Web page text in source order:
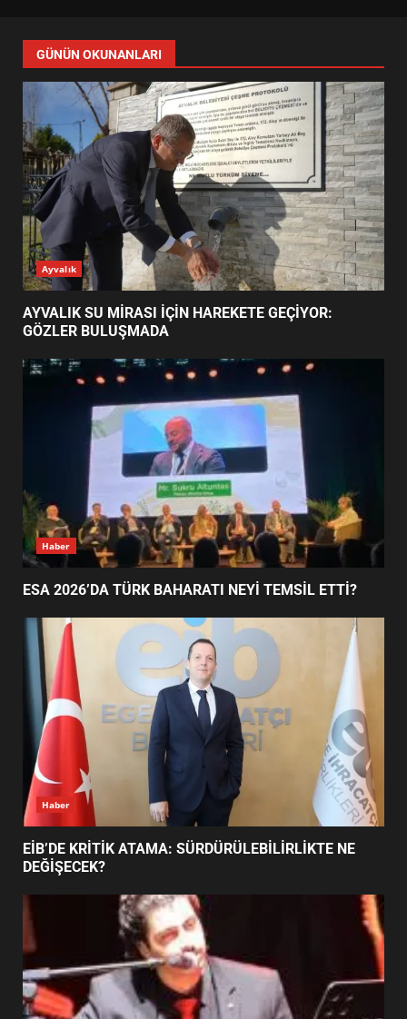
7
YENİ YÖNETİM NASIL
ŞEKİLLENDİ?
1
AYVALIK SU MİRASI İÇİN
HAREKETE GEÇİYOR: GÖZLER
BULUŞMADA
2
ESA 2026’DA TÜRK BAHARATI
NEYİ TEMSİL ETTİ?
EİB’DE KRİTİK ATAMA:
SÜRDÜRÜLEBİLİRLİKTE NE
DEĞİŞECEK?
4
EDREMİT’İN GURURU TÜRKİYE
FİNALİNDE NE BAŞARDI?
5
UZATILDI: NE DEĞİŞTİ?
6
BURHANİYE SATRANÇ
TURNUVASI KAYITLARI NEYİ
DEĞİŞTİRİYOR?
BURHANİYE BELEDİYESPOR’DA
YENİ YÖNETİM NASIL
GÜNÜN OKUNANLARI
Ayvalık
AYVALIK SU MİRASI İÇİN HAREKETE GEÇİYOR:
GÖZLER BULUŞMADA
Haber
ESA 2026’DA TÜRK BAHARATI NEYİ TEMSİL ETTİ?
Haber
EİB’DE KRİTİK ATAMA: SÜRDÜRÜLEBİLİRLİKTE NE
DEĞİŞECEK?